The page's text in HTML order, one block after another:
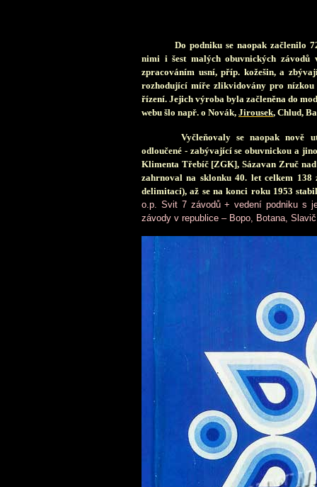
Do podniku se naopak začlenilo
nimi i šest malých obuvnických závodů
zpracováním usní, příp. kožešin, a
rozhodující míře zlikvidovány pro nízkou
řízení. Jejich výroba byla začleněna do
webu šlo např. o Novák, Jirousek, Chlud,
Vyčleňovaly se naopak nově
odloučené - zabývající se obuvnickou a
Klimenta Třebíč [ZGK], Sázavan Zruč
zahrnoval na sklonku 40. let celkem 138
delimitací), až se na konci roku 1953
o.p. Svit 7 závodů + vedení podniku s
závody v republice – Bopo, Botana,